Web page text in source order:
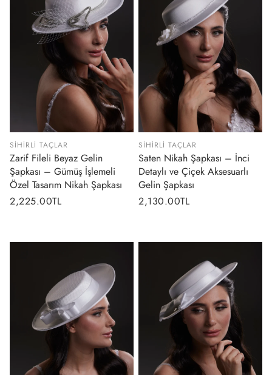
SIHIRLI TAÇLAR
Zarif Fileli Beyaz Gelin
Şapkası – Gümüş İşlemeli
Özel Tasarım Nikah Şapkası
Normal
2,225.00TL
SIHIRLI TAÇLAR
Saten Nikah Şapkası – İnci
Detaylı ve Çiçek Aksesuarlı
Gelin Şapkası
Normal
2,130.00TL